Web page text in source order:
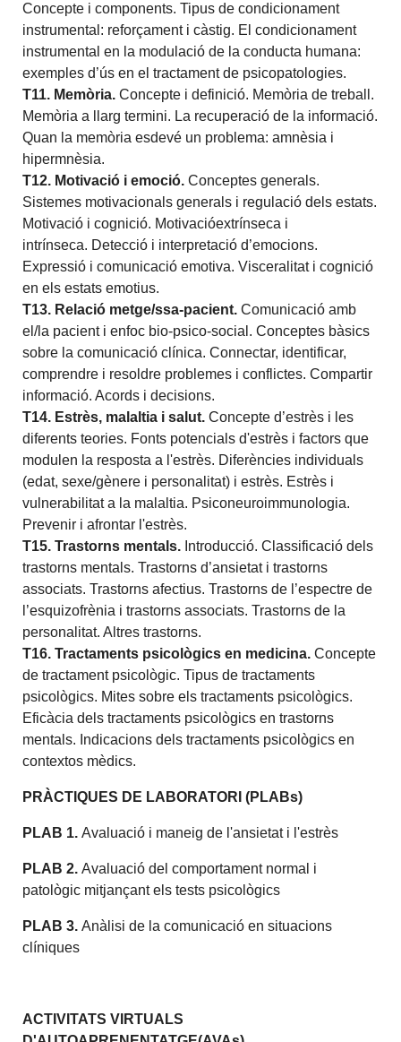
Concepte i components. Tipus de condicionament
instrumental: reforçament i càstig. El condicionament
instrumental en la modulació de la conducta humana:
exemples d’ús en el tractament de psicopatologies.
T11. Memòria. Concepte i definició. Memòria de treball.
Memòria a llarg termini. La recuperació de la informació.
Quan la memòria esdevé un problema: amnèsia i
hipermnèsia.
T12. Motivació i emoció. Conceptes generals.
Sistemes motivacionals generals i regulació dels estats.
Motivació i cognició. Motivacióextrínseca i
intrínseca. Detecció i interpretació d’emocions.
Expressió i comunicació emotiva. Visceralitat i cognició
en els estats emotius.
T13. Relació metge/ssa-pacient.Comunicació amb
el/la pacient i enfoc bio-psico-social. Conceptes bàsics
sobre la comunicació clínica. Connectar, identificar,
comprendre i resoldre problemes i conflictes. Compartir
informació. Acords i decisions.
T14. Estrès, malaltia i salut. Concepte d’estrès i les
diferents teories. Fonts potencials d'estrès i factors que
modulen la resposta a l'estrès. Diferències individuals
(edat, sexe/gènere i personalitat) i estrès. Estrès i
vulnerabilitat a la malaltia. Psiconeuroimmunologia.
Prevenir i afrontar l'estrès.
T15. Trastorns mentals. Introducció. Classificació dels
trastorns mentals. Trastorns d’ansietat i trastorns
associats. Trastorns afectius. Trastorns de l’espectre de
l’esquizofrènia i trastorns associats. Trastorns de la
personalitat. Altres trastorns.
T16. Tractaments psicològics en medicina. Concepte
de tractament psicològic. Tipus de tractaments
psicològics. Mites sobre els tractaments psicològics.
Eficàcia dels tractaments psicològics en trastorns
mentals. Indicacions dels tractaments psicològics en
contextos mèdics.
PRÀCTIQUES DE LABORATORI (PLABs)
PLAB 1.Avaluació i maneig de l'ansietat i l'estrès
PLAB 2.Avaluació del comportament normal i
patològic mitjançant els tests psicològics
PLAB 3. Anàlisi de la comunicació en situacions
clíniques
ACTIVITATS VIRTUALS